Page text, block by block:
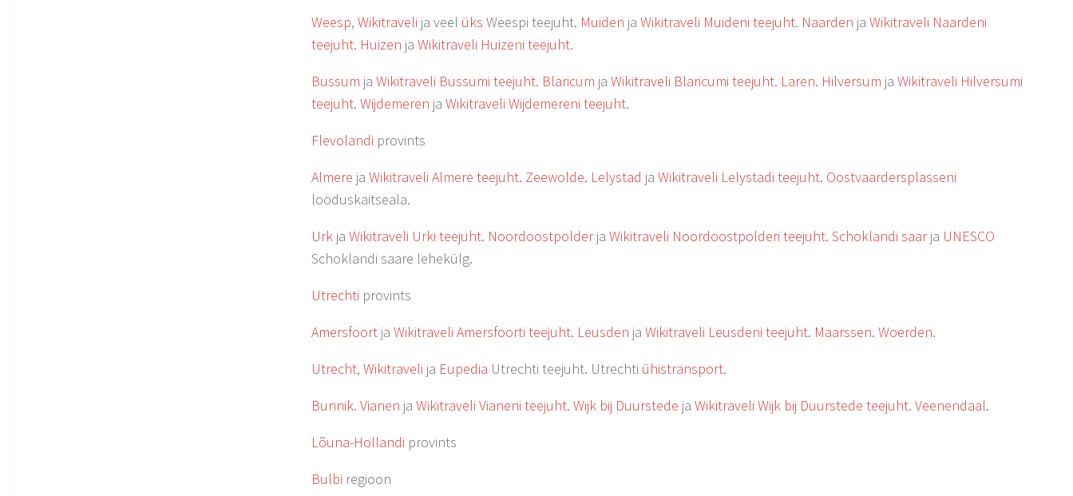
Weesp, Wikitraveli ja veel üks Weespi teejuht. Muiden ja Wikitraveli Muideni teejuht. Naarden ja Wikitraveli Naardeni
teejuht. Huizen ja Wikitraveli Huizeni teejuht.
Bussum ja Wikitraveli Bussumi teejuht. Blaricum ja Wikitraveli Blaricumi teejuht. Laren. Hilversum ja Wikitraveli Hilversumi
teejuht. Wijdemeren ja Wikitraveli Wijdemereni teejuht.
Flevolandi provints
Almere ja Wikitraveli Almere teejuht. Zeewolde. Lelystad ja Wikitraveli Lelystadi teejuht. Oostvaardersplasseni
looduskaitseala.
Urk ja Wikitraveli Urki teejuht. Noordoostpolderja Wikitraveli Noordoostpolderi teejuht. Schoklandi saarja UNESCO
Schoklandi saare lehekülg.
Utrechti provints
Amersfoort ja Wikitraveli Amersfoorti teejuht. Leusden ja Wikitraveli Leusdeni teejuht. Maarssen. Woerden.
Utrecht, Wikitraveli ja Eupedia Utrechti teejuht. Utrechti ühistransport.
Bunnik. Vianen ja Wikitraveli Vianeni teejuht. Wijk bij Duurstede ja Wikitraveli Wijk bij Duurstede teejuht. Veenendaal.
Lõuna-Hollandi provints
Bulbi regioon